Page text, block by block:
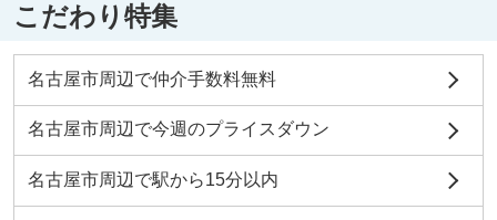
こだわり特集
名古屋市周辺で仲介手数料無料
名古屋市周辺で今週のプライスダウン
名古屋市周辺で駅から15分以内